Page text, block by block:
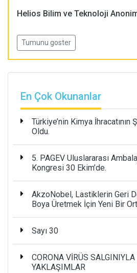
Helios Bilim ve Teknoloji
Tumunu goster
En Çok Okunanlar
Türkiye’nin Kimya İhracatının
Oldu.
5. PAGEV Uluslararası
Kongresi 30 Ekim’de.
AkzoNobel, Lastiklerin Geri
Boya Üretmek İçin Yeni Bir
Sayı 30
CORONA VİRÜS SALGINIYLA
YAKLAŞIMLAR